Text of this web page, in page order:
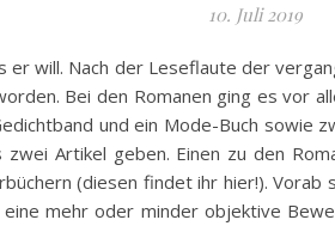
10. Juli 2019
er will. Nach der Leseflaute der
Bei den Romanen ging es vor
und ein Mode-Buch sowie
Artikel geben. Einen zu den
(diesen findet ihr hier!). Vorab
mehr oder minder objektive